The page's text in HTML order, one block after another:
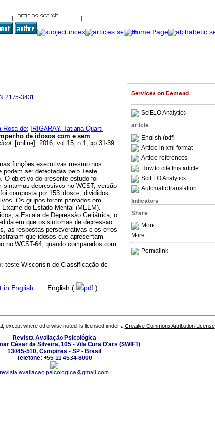
Services on Demand
SciELO Analytics
article
English (pdf)
Article in xml format
Article references
How to cite this article
SciELO Analytics
Automatic translation
Indicators
Share
More
More
Permalink
2175-3431
Rosa de;
IRIGARAY, Tatiana Quarti
de idosos com e sem
[online]. 2016, vol.15, n.1, pp.31-39.
funções executivas mesmo nos
podem ser detectadas pelo Teste
O objetivo do presente estudo foi
sintomas depressivos no WCST, versão
composta por 153 idosos, divididos
Os grupos foram pareados em
do Estado Mental (MEEM).
a Escala de Depressão Geriátrica, o
em que os sintomas de depressão
as respostas perseverativas e os erros
que idosos que apresentam
no WCST-64, quando comparados com
teste Wisconsin de Classificação de
in English · English ( pdf )
except where otherwise noted, is licensed under a Creative Commons Attribution License
Revista Avaliação Psicológica
César da Silveira, 105 - Vila Cura D'ars (SWIFT)
13045-510, Campinas - SP - Brasil
Telefone: +55 11 4534-8000
revista.avaliacao.psicologica@gmail.com